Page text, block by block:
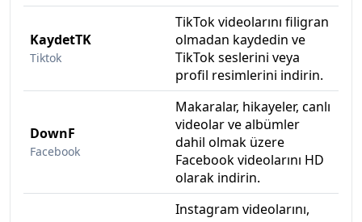
KaydetTK
Tiktok
TikTok videolarını filigran
olmadan kaydedin ve
TikTok seslerini veya
profil resimlerini indirin.
DownF
Facebook
Makaralar, hikayeler, canlı
videolar ve albümler
dahil olmak üzere
Facebook videolarını HD
olarak indirin.
Instagram videolarını,